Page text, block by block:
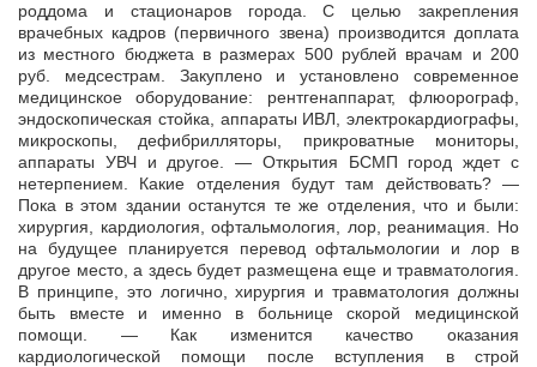
роддома и стационаров города. С целью закрепления
врачебных кадров (первичного звена) производится доплата
из местного бюджета в размерах 500 рублей врачам и 200
руб. медсестрам. Закуплено и установлено современное
медицинское оборудование: рентгенаппарат, флюорограф,
эндоскопическая стойка, аппараты ИВЛ, электрокардиографы,
микроскопы, дефибрилляторы, прикроватные мониторы,
аппараты УВЧ и другое. — Открытия БСМП город ждет с
нетерпением. Какие отделения будут там действовать? —
Пока в этом здании останутся те же отделения, что и были:
хирургия, кардиология, офтальмология, лор, реанимация. Но
на будущее планируется перевод офтальмологии и лор в
другое место, а здесь будет размещена еще и травматология.
В принципе, это логично, хирургия и травматология должны
быть вместе и именно в больнице скорой медицинской
помощи. — Как изменится качество оказания
кардиологической помощи после вступления в строй